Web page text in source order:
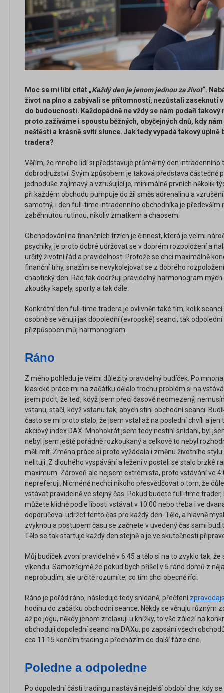
Moc se mi líbí citát „Každý den je jenom jednou za život“.
život na plno a zabývali se přítomností, nezůstali zaseknutí
do budoucnosti. Každopádně ne vždy se nám podaří
proto zažíváme i spoustu běžných, obyčejných dnů, kdy
neštěstí a krásně svítí slunce. Jak tedy vypadá takový úplně
tradera?
Věřím, že mnoho lidí si představuje průměrný den
dobrodružství. Svým způsobem je taková představa částečně
jednoduše zajímavý a vzrušující je, minimálně prvních několik
při každém obchodu pumpuje do žil směs adrenalinu a
samotný, i den full-time intradenního obchodníka je především
zaběhnutou rutinou, nikoliv zmatkem a chaosem.
Obchodování na finančních trzích je činnost, která je velmi
psychiky, je proto dobré udržovat se v dobrém rozpoložení a
určitý životní řád a pravidelnost. Protože se chci maximálně
finanční trhy, snažím se nevykolejovat se z dobrého
chaotický den. Rád tak dodržuji pravidelný harmonogram
zkoušky kapely, sporty a tak dále.
Konkrétní den full-time tradera je ovlivněn také tím, kolik
osobně se věnuji jak dopolední (evropské) seanci, tak
přizpůsoben můj harmonogram.
Ráno
Z mého pohledu je velmi důležitý pravidelný budíček. Po
klasické práce mi na začátku dělalo trochu problém si na
jsem pocit, že teď, když jsem přeci časově neomezený,
vstanu, stačí, když vstanu tak, abych stihl obchodní seanci.
často se mi proto stalo, že jsem vstal až na poslední chvíli a
akciový index DAX. Mnohokrát jsem tedy nestihl snídani, byl
nebyl jsem ještě pořádně rozkoukaný a celkově to nebyl
měli mít. Změna práce si proto vyžádala i změnu životního
nelituji. Z dlouhého vyspávání a ležení v posteli se stalo brzké
maximum. Zároveň ale nejsem extrémista, proto vstávání ve
nepreferuji. Nicméně nechci nikoho přesvědčovat o tom, že
vstávat pravidelně ve stejný čas. Pokud budete full-time
můžete klidně podle libosti vstávat v 10:00 nebo třeba i ve
doporučoval udržet tento čas pro každý den. Tělo, a hlavně
zvyknou a postupem času se začnete v uvedený čas sami
Tělo se tak startuje každý den stejně a je ve skutečnosti
Můj budíček zvoní pravidelně v 6:45 a tělo si na to zvyklo tak,
víkendu. Samozřejmě že pokud bych přišel v 5 ráno domů z
neprobudím, ale určitě rozumíte, co tím chci obecně říci.
Ráno je pořád ráno, následuje tedy snídaně, přečtení
hodinu do začátku obchodní seance. Někdy se věnuju různým
až po jógu, někdy jenom zrelaxuji u knížky, to vše záleží na
obchoduji dopolední seanci na DAXu, po zapsání všech
cca 11:15 končím trading a přecházím do další fáze dne.
Poledne a odpoledne
Po dopolední části tradingu nastává nejdelší období dne, kdy